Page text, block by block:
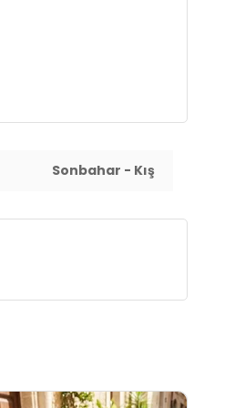
Sonbahar - Kış